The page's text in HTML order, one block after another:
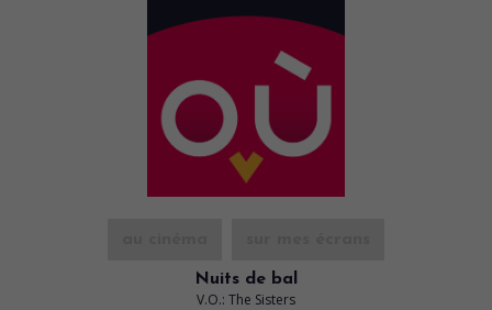
Nuits de bal
V.O.: The Sisters